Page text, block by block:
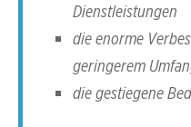
Dienstleistungen
die enorme
geringerem
die gestiegene